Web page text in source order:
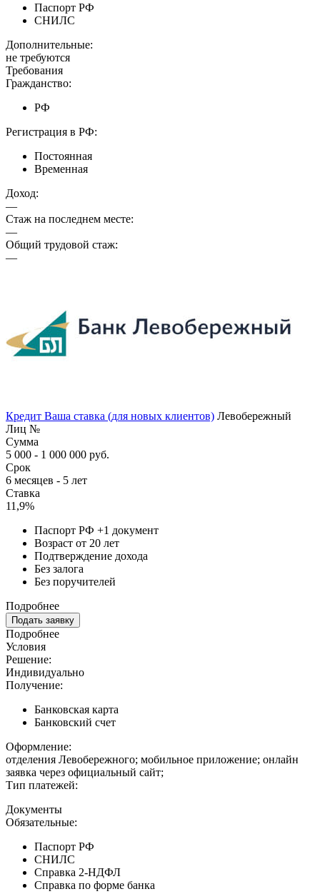
Паспорт РФ
СНИЛС
Дополнительные:
не требуются
Требования
Гражданство:
РФ
Регистрация в РФ:
Постоянная
Временная
Доход:
—
Стаж на последнем месте:
—
Общий трудовой стаж:
—
Кредит Ваша ставка (для новых клиентов) Левобережный
Лиц №
Сумма
5 000 - 1 000 000 руб.
Срок
6 месяцев - 5 лет
Ставка
11,9%
Паспорт РФ +1 документ
Возраст от 20 лет
Подтверждение дохода
Без залога
Без поручителей
Подробнее
Подать заявку
Подробнее
Условия
Решение:
Индивидуально
Получение:
Банковская карта
Банковский счет
Оформление:
отделения Левобережного; мобильное приложение; онлайн
заявка через официальный сайт;
Тип платежей:
Документы
Обязательные:
Паспорт РФ
СНИЛС
Справка 2-НДФЛ
Справка по форме банка